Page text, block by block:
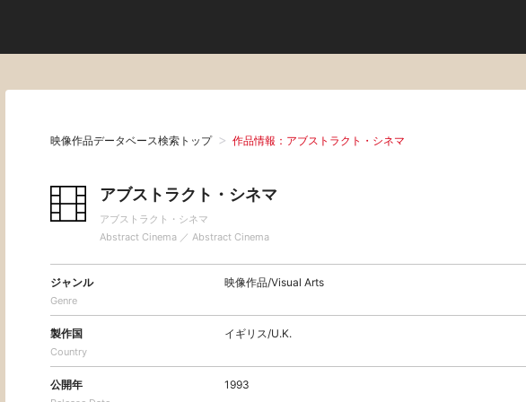
映像作品データベース検索トップ 作品情報：アブストラクト・シネマ
アブストラクト・シネマ
アブストラクト・シネマ
Abstract Cinema ／ Abstract Cinema
ジャンル
Genre
映像作品/Visual Arts
製作国
Country
イギリス/U.K.
公開年 1993